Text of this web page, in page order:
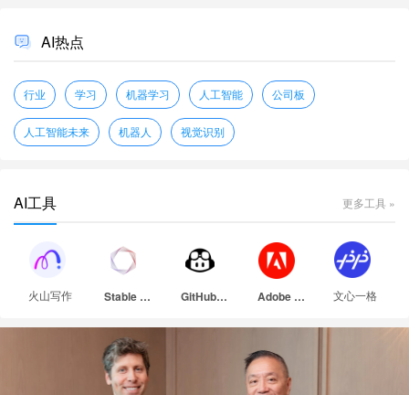
AI热点
行业 学习 机器学习 人工智能 公司板
人工智能未来 机器人 视觉识别
AI工具 更多工具 »
火山写作 Stable Diffusion GitHub Copilot Adobe Firefly 文心一格